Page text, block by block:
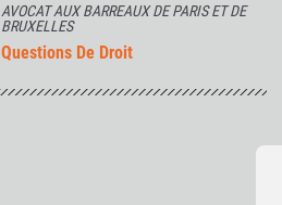
AVOCAT AUX BARREAUX DE PARIS ET DE
BRUXELLES
Questions De Droit